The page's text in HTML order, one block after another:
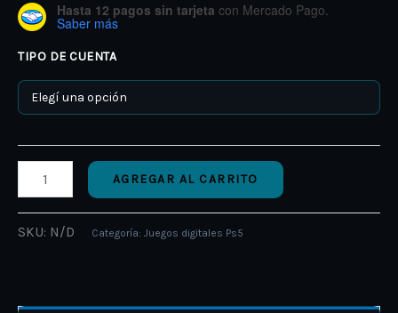
Hasta 12 pagos sin tarjeta con Mercado Pago.
Saber más
TIPO DE CUENTA
AGREGAR AL CARRITO
SKU: N/D Categoría: Juegos digitales Ps5